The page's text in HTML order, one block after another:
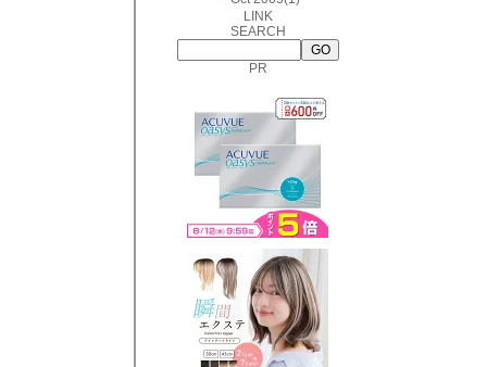
LINK
SEARCH
PR